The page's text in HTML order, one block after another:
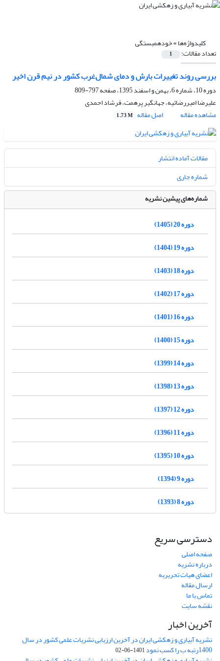
کلیدواژه‌ها =خودهمبستگی
تعداد مقالات: 1
بررسی روند تغییرات بارش و دمای شمال‌غرب کشور در نیم قرن اخیر
دوره 10، شماره 6، بهمن و اسفند 1395، صفحه
797-809
علیرضا امیررضائیه، جهانگیر پرهمت، فرشاد احمدی
مشاهده مقاله
اصل مقاله 1.73 M
مقالات آماده انتشار
شماره جاری
شماره‌های پیشین نشریه
دوره 20 (1405)
دوره 19 (1404)
دوره 18 (1403)
دوره 17 (1402)
دوره 16 (1401)
دوره 15 (1400)
دوره 14 (1399)
دوره 13 (1398)
دوره 12 (1397)
دوره 11 (1396)
دوره 10 (1395)
دوره 9 (1394)
دوره 8 (1393)
دسترسی سریع
صفحه اصلی
درباره نشریه
اعضای هیات تحریریه
ارسال مقاله
تماس با ما
نقشه سایت
آخرین اخبار
نشریه آبیاری و زهکشی ایران در آخرین ارزیابی نشریات علمی کشور در سال
1400رتبه ب را کسب نمود 1401-06-02